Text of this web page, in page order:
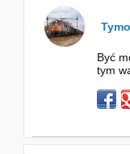
Być
tym